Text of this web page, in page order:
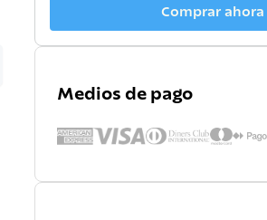
Comprar ahora
Medios de pago